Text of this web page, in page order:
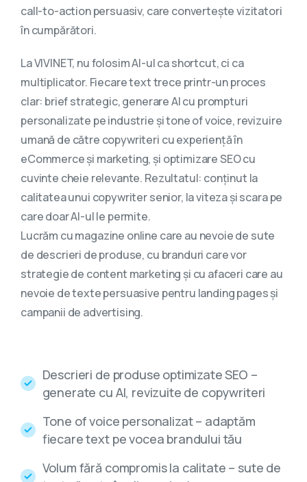
call-to-action persuasiv, care convertește vizitatori
în cumpărători.
La VIVINET, nu folosim AI-ul ca shortcut, ci ca
multiplicator. Fiecare text trece printr-un proces
clar: brief strategic, generare AI cu prompturi
personalizate pe industrie și tone of voice, revizuire
umană de către copywriteri cu experiență în
eCommerce și marketing, și optimizare SEO cu
cuvinte cheie relevante. Rezultatul: conținut la
calitatea unui copywriter senior, la viteza și scara pe
care doar AI-ul le permite.
Lucrăm cu magazine online care au nevoie de sute
de descrieri de produse, cu branduri care vor
strategie de content marketing și cu afaceri care au
nevoie de texte persuasive pentru landing pages și
campanii de advertising.
Descrieri de produse optimizate SEO –
generate cu AI, revizuite de copywriteri
Tone of voice personalizat – adaptăm
fiecare text pe vocea brandului tău
Volum fără compromis la calitate – sute de